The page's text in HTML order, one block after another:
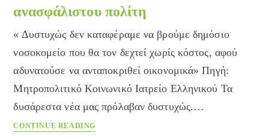
ανασφάλιστου πολίτη
« Δυστυχώς δεν καταφέραμε να βρούμε δημόσιο
νοσοκομείο που θα τον δεχτεί χωρίς κόστος, αφού
αδυνατούσε να ανταποκριθεί οικονομικά» Πηγή:
Μητροπολιτικό Κοινωνικό Ιατρείο Ελληνικού Τα
δυσάρεστα νέα μας πρόλαβαν δυστυχώς.…
CONTINUE READING